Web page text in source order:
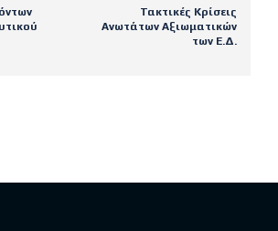
Τακτικές Κρίσεις
Ανωτάτων Αξιωματικών
των Ε.Δ.